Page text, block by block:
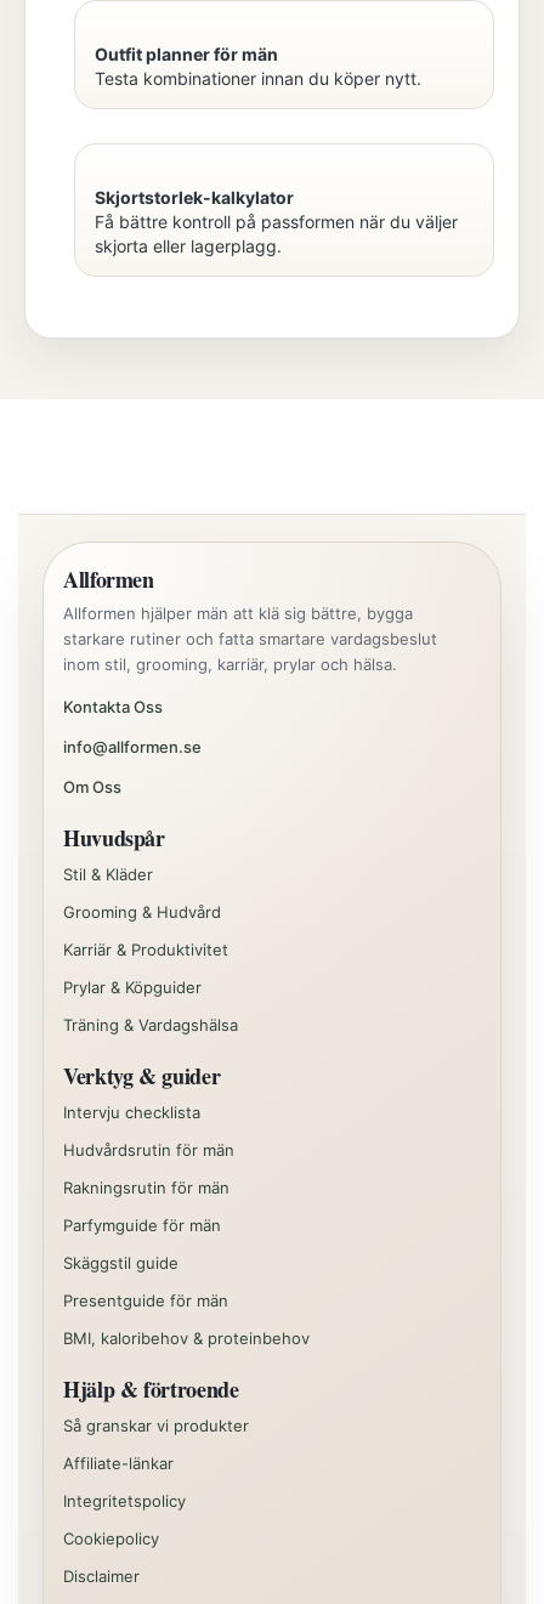
Outfit planner för män
Testa kombinationer innan du köper nytt.
Skjortstorlek-kalkylator
Få bättre kontroll på passformen när du väljer
skjorta eller lagerplagg.
Allformen
Allformen hjälper män att klä sig bättre, bygga
starkare rutiner och fatta smartare vardagsbeslut
inom stil, grooming, karriär, prylar och hälsa.
Kontakta Oss
info@allformen.se
Om Oss
Huvudspår
Stil & Kläder
Grooming & Hudvård
Karriär & Produktivitet
Prylar & Köpguider
Träning & Vardagshälsa
Verktyg & guider
Intervju checklista
Hudvårdsrutin för män
Rakningsrutin för män
Parfymguide för män
Skäggstil guide
Presentguide för män
BMI, kaloribehov & proteinbehov
Hjälp & förtroende
Så granskar vi produkter
Affiliate-länkar
Integritetspolicy
Cookiepolicy
Disclaimer